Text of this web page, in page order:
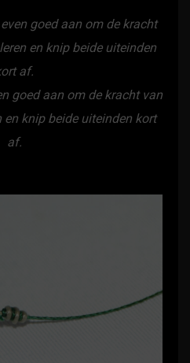
goed aan om de kracht van
en knip beide uiteinden kort
af.